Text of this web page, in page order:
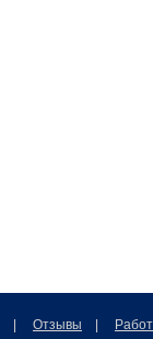
| Отзывы |